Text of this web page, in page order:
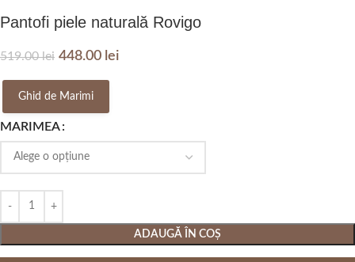
Pantofi piele naturală Rovigo
519.00lei 448.00 lei
Ghid de Marimi
MARIMEA
ADAUGĂ ÎN COȘ